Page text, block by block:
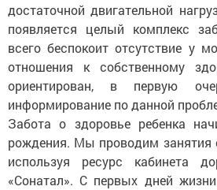
достаточной двигательной
появляется целый комплекс
всего беспокоит отсутствие у
отношения к собственному
ориентирован, в первую
информирование по данной
Забота о здоровье ребенка
рождения. Мы проводим
используя ресурс кабинета
«Сонатал». С первых дней